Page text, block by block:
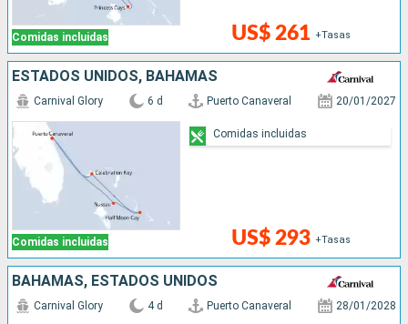
Comidas incluidas US$ 261 +Tasas
ESTADOS UNIDOS, BAHAMAS
Comidas incluidas
Carnival Glory 6 d Puerto Canaveral 20/01/2027
US$ 293 +Tasas
Comidas incluidas
BAHAMAS, ESTADOS UNIDOS
Carnival Glory 4 d Puerto Canaveral 28/01/2028